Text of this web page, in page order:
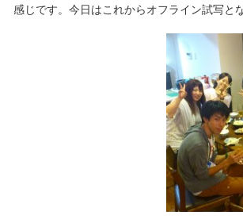
感じです。今日はこれからオフライン試写と